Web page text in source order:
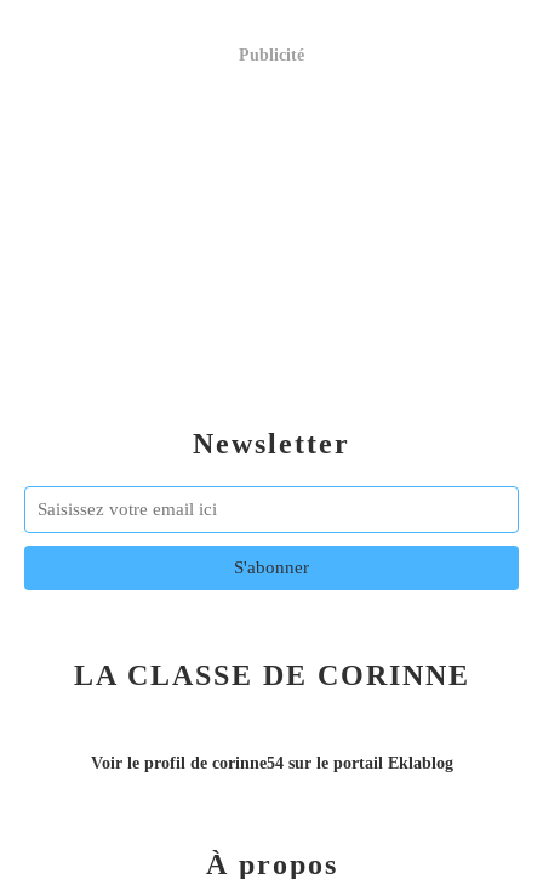
Newsletter
Publicité
LA CLASSE DE CORINNE
Voir le profil de corinne54sur le portail Eklablog
À propos